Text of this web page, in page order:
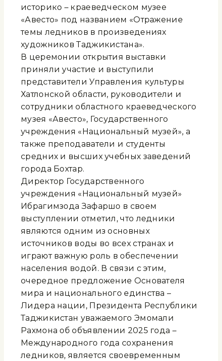
историко – краеведческом музее
«Авесто» под названием «Отражение
темы ледников в произведениях
художников Таджикистана».
В церемонии открытия выставки
приняли участие и выступили
представители Управления культуры
Хатлонской области, руководители и
сотрудники областного краеведческого
музея «Авесто», Государственного
учреждения «Национальный музей», а
также преподаватели и студенты
средних и высших учебных заведений
города Бохтар.
Директор Государственного
учреждения «Национальный музей»
Ибрагимзода Зафаршо в своем
выступлении отметил, что ледники
являются одним из основных
источников воды во всех странах и
играют важную роль в обеспечении
населения водой. В связи с этим,
очередное предложение Основателя
мира и национального единства –
Лидера нации, Президента Республики
Таджикистан уважаемого Эмомали
Рахмона об объявлении 2025 года –
Международного года сохранения
ледников, является своевременным